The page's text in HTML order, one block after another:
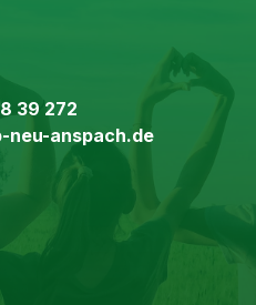
39 272
anspach.de